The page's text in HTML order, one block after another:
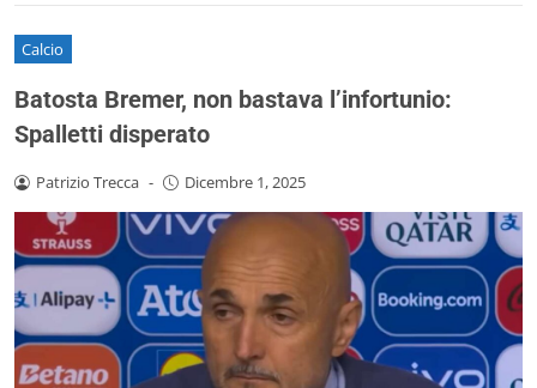
Calcio
Batosta Bremer, non bastava l’infortunio:
Spalletti disperato
Patrizio Trecca - Dicembre 1, 2025